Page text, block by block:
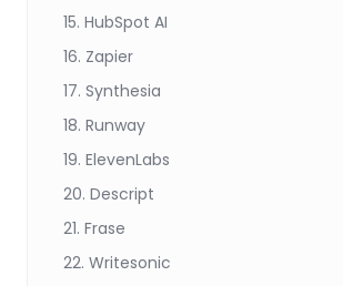
15. HubSpot AI
16. Zapier
17. Synthesia
18. Runway
19. ElevenLabs
20. Descript
21. Frase
22. Writesonic